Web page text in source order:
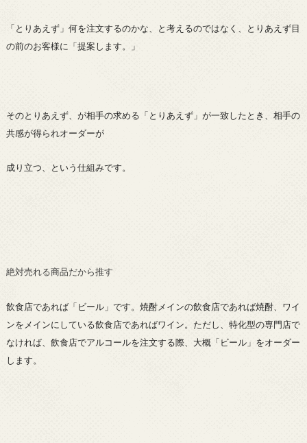
「とりあえず」何を注文するのかな、と考えるのではなく、とりあえず目
の前のお客様に「提案します。」
そのとりあえず、が相手の求める「とりあえず」が一致したとき、相手の
共感が得られオーダーが
成り立つ、という仕組みです。
絶対売れる商品だから推す
飲食店であれば「ビール」です。焼酎メインの飲食店であれば焼酎、ワイ
ンをメインにしている飲食店であればワイン。ただし、特化型の専門店で
なければ、飲食店でアルコールを注文する際、大概「ビール」をオーダー
します。